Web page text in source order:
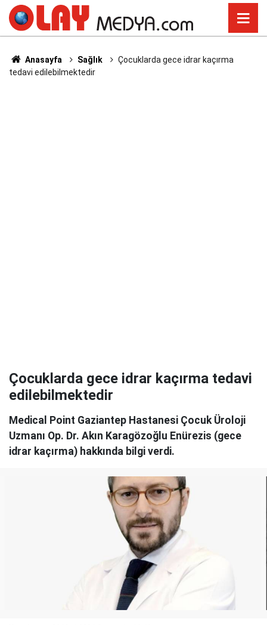
Anasayfa Sağlık
Çocuklarda gece idrar kaçırma
tedavi edilebilmektedir
Çocuklarda gece idrar kaçırma tedavi
edilebilmektedir
Medical Point Gaziantep Hastanesi Çocuk Üroloji
Uzmanı Op. Dr. Akın Karagözoğlu Enürezis (gece
idrar kaçırma) hakkında bilgi verdi.